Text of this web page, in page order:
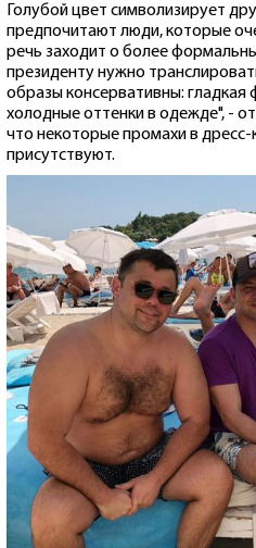
Голубой цвет символизирует
предпочитают люди, которые
речь заходит о более
президенту нужно
образы консервативны: гладкая
холодные оттенки в одежде", -
что некоторые промахи в дресс-
присутствуют.